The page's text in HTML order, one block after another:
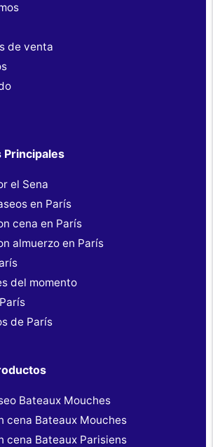
de venta
Principales
el Sena
en París
cena en París
almuerzo en París
del momento
de París
Bateaux Mouches
cena Bateaux Mouches
cena Bateaux Parisiens